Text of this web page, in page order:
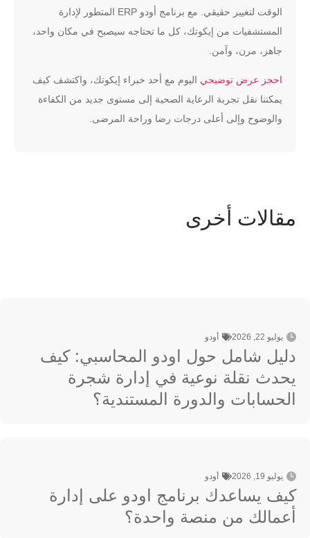
الوقت لتغيير حقيقي. مع برنامج أودو ERP المتطور لإدارة
المستشفيات من إيكوتك، كل ما تحتاجه سيصبح في مكان واحد،
جاهز، مرن، وآمن.
احجز عرض توضيحياليوم مع أحد خبراء إيكوتك، واكتشف كيف
يمكننا نقل تجربة الرعاية الصحية إلى مستوى جديد من الكفاءة
والوضوح وإلى أعلى درجات رضا وراحة المرضى.
مقالات أخرى
يوليو 22, 2026 أودو
دليل شامل حول اودو المحاسبي: كيف
يحدث نقلة نوعية في إدارة شجرة
الحسابات والدورة المستندية؟
يوليو 19, 2026 أودو
كيف يساعدك برنامج اودو على إدارة
أعمالك من منصة واحدة؟